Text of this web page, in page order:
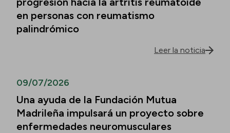
en personas con reumatismo
palindrómico
Leer la noticia
09/07/2026
Una ayuda de la Fundación Mutua
Madrileña impulsará un proyecto sobre
enfermedades neuromusculares